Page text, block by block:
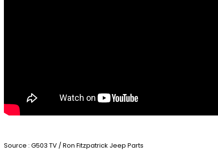
Source : G503 TV / Ron Fitzpatrick Jeep Parts